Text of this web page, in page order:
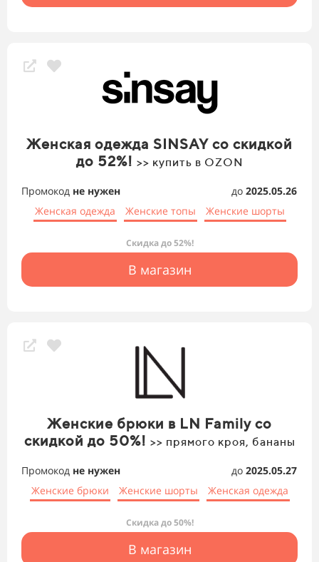
Женская одежда SINSAY со скидкой
до 52%! >> купить в OZON
Промокод не нужен до 2025.05.26
Женская одежда
Женские топы Женские шорты
Скидка до 52%!
В магазин
Женские брюки в LN Family со
скидкой до 50%! >> прямого кроя, бананы
Промокод не нужен до 2025.05.27
Женские брюки
Женские шорты Женская одежда
Скидка до 50%!
В магазин